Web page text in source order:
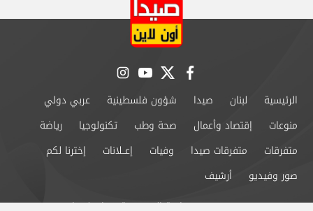
facebook
twitter
youtube
instagram
الرئيسية لبنان صيدا شؤون فلسطينية
عربي دولي
منوعات
إقتصاد وأعمال صحة وطب تكنولوجيا
رياضة
متفرقات
متفرقات صيدا وفيات إعــلانات
إخترنا لكم
صور وفيديو
أرشيف
من نحن
سياسة الخصوصية اتصل بنا